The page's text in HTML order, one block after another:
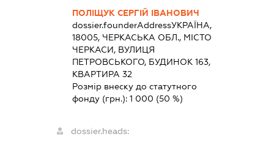
ПОЛІЩУК СЕРГІЙ ІВАНОВИЧ
dossier.founderAddressУКРАЇНА,
18005, ЧЕРКАСЬКА ОБЛ., МІСТО
ЧЕРКАСИ, ВУЛИЦЯ
ПЕТРОВСЬКОГО, БУДИНОК 163,
КВАРТИРА 32
Розмір внеску до статутного
фонду (грн.): 1 000 (50 %)
dossier.heads: